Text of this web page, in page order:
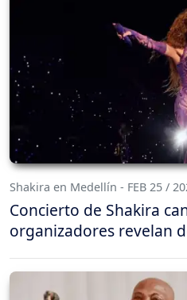
Shakira en Medellín - FEB 25 /
Concierto de Shakira
organizadores revelan